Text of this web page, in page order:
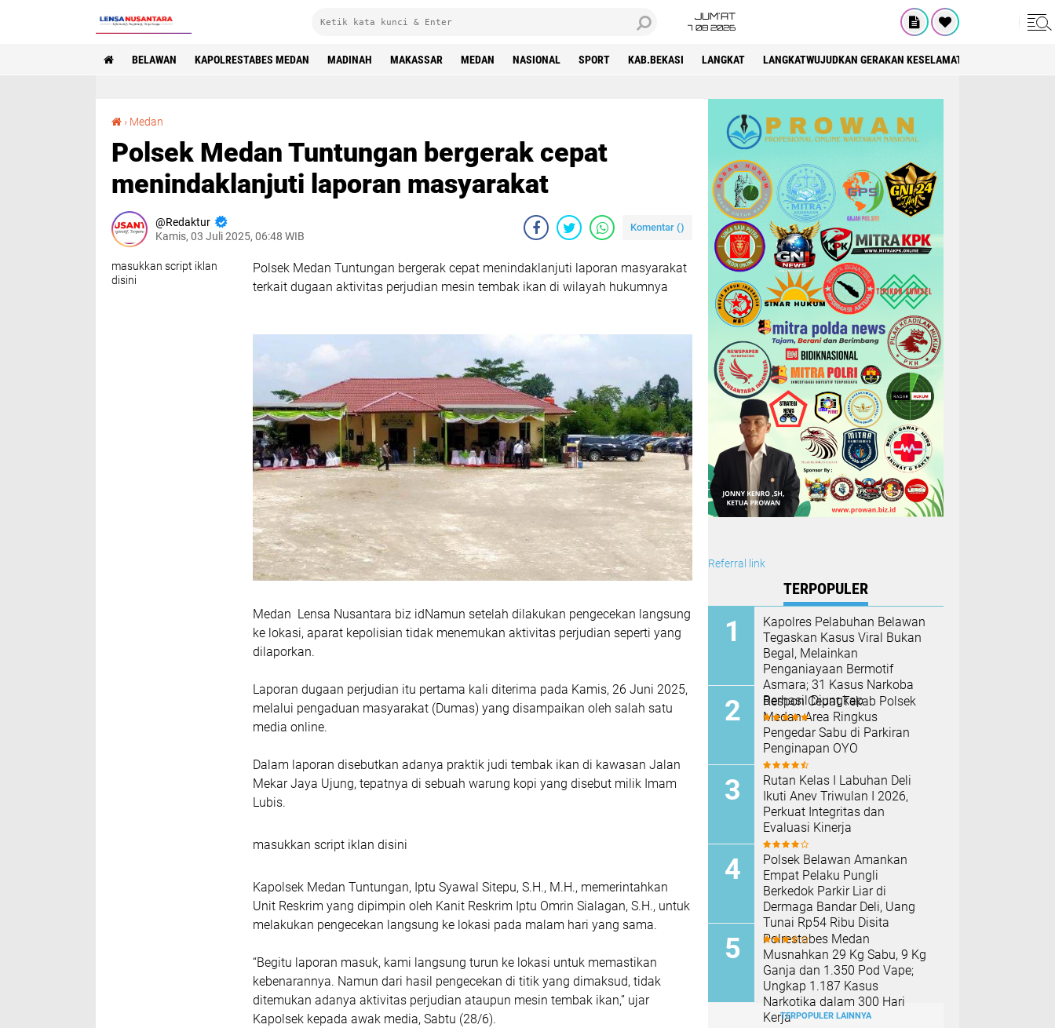
JUM'AT
7 08 2026
BELAWAN KAPOLRESTABES MEDAN MADINAH MAKASSAR MEDAN NASIONAL SPORT KAB.BEKASI LANGKAT LANGKATWUJUDKAN GERAKAN KESELAMATAN BERLALU
› Medan
Polsek Medan Tuntungan bergerak cepat
menindaklanjuti laporan masyarakat
Redaktur
Kamis, 03 Juli 2025, 06:48 WIB
Komentar ()
masukkan script iklan
disini
Polsek Medan Tuntungan bergerak cepat menindaklanjuti laporan masyarakat
terkait dugaan aktivitas perjudian mesin tembak ikan di wilayah hukumnya
Medan Lensa Nusantara biz idNamun setelah dilakukan pengecekan langsung
ke lokasi, aparat kepolisian tidak menemukan aktivitas perjudian seperti yang
dilaporkan.
Laporan dugaan perjudian itu pertama kali diterima pada Kamis, 26 Juni 2025,
melalui pengaduan masyarakat (Dumas) yang disampaikan oleh salah satu
media online.
Dalam laporan disebutkan adanya praktik judi tembak ikan di kawasan Jalan
Mekar Jaya Ujung, tepatnya di sebuah warung kopi yang disebut milik Imam
Lubis.
masukkan script iklan disini
Kapolsek Medan Tuntungan, Iptu Syawal Sitepu, S.H., M.H., memerintahkan
Unit Reskrim yang dipimpin oleh Kanit Reskrim Iptu Omrin Sialagan, S.H., untuk
melakukan pengecekan langsung ke lokasi pada malam hari yang sama.
“Begitu laporan masuk, kami langsung turun ke lokasi untuk memastikan
kebenarannya. Namun dari hasil pengecekan di titik yang dimaksud, tidak
ditemukan adanya aktivitas perjudian ataupun mesin tembak ikan,” ujar
Kapolsek kepada awak media, Sabtu (28/6).
Referral link
TERPOPULER
Kapolres Pelabuhan Belawan
Tegaskan Kasus Viral Bukan
Begal, Melainkan
Penganiayaan Bermotif
Asmara; 31 Kasus Narkoba
Berhasil Diungkap
Respon Cepat,Tekab Polsek
Medan Area Ringkus
Pengedar Sabu di Parkiran
Penginapan OYO
Rutan Kelas I Labuhan Deli
Ikuti Anev Triwulan I 2026,
Perkuat Integritas dan
Evaluasi Kinerja
Polsek Belawan Amankan
Empat Pelaku Pungli
Berkedok Parkir Liar di
Dermaga Bandar Deli, Uang
Tunai Rp54 Ribu Disita
Polrestabes Medan
Musnahkan 29 Kg Sabu, 9 Kg
Ganja dan 1.350 Pod Vape;
Ungkap 1.187 Kasus
Narkotika dalam 300 Hari
KerjaTERPOPULER LAINNYA